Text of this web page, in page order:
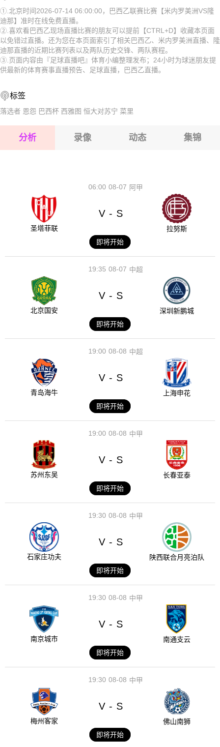
2026-08-15 【巴西乙】 米内罗美洲VS隆迪那
2026-08-15 【巴西乙】 米内罗美洲VS隆迪那
2026-08-15 【巴西乙】 米内罗美洲VS隆迪那
2026-08-15 【巴西乙】 米内罗美洲VS隆迪那
2026-08-15 【巴西乙】 米内罗美洲VS隆迪那
2026-08-15 【巴西乙】 米内罗美洲VS隆迪那
2026-08-15 【巴西乙】 米内罗美洲VS隆迪那
①.北京时间2026-07-14 06:00:00，巴西乙联赛比赛【米内罗美洲VS隆
迪那】准时在线免费直播。
②.喜欢看巴西乙现场直播比赛的朋友可以提前【CTRL+D】收藏本页面
以免错过直播。还为您在本页面索引了相关巴西乙、米内罗美洲直播、隆
迪那直播的近期比赛列表以及两队历史交锋、两队赛程。
③.页面内容由『足球直播吧』体育小编整理发布；24小时为球迷朋友提
供最新的体育赛事直播预告、足球直播，巴西乙直播。
标签
落选者 恩怨 巴西杯 西雅图 恒大对苏宁 菜里
分析 录像 动态 集锦
08-07
06:00 阿甲
圣塔菲联
V - S
拉努斯
即将开始
08-07
19:35 中超
北京国安
V - S
深圳新鹏城
即将开始
08-08
19:00 中超
青岛海牛
V - S
上海申花
即将开始
08-08
19:00 中甲
苏州东吴
V - S
长春亚泰
即将开始
08-08
19:30 中甲
石家庄功夫
V - S
陕西联合月亮泊队
即将开始
08-08
19:30 中甲
南京城市
V - S
南通支云
即将开始
08-08
19:30 中甲
梅州客家
V - S
佛山南狮
即将开始